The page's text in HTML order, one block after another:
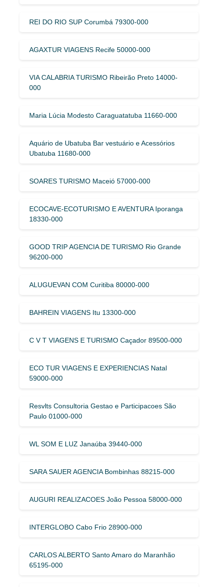
REI DO RIO SUP Corumbá 79300-000
AGAXTUR VIAGENS Recife 50000-000
VIA CALABRIA TURISMO Ribeirão Preto 14000-
000
Maria Lúcia Modesto Caraguatatuba 11660-000
Aquário de Ubatuba Bar vestuário e Acessórios
Ubatuba 11680-000
SOARES TURISMO Maceió 57000-000
ECOCAVE-ECOTURISMO E AVENTURA Iporanga
18330-000
GOOD TRIP AGENCIA DE TURISMO Rio Grande
96200-000
ALUGUEVAN COM Curitiba 80000-000
BAHREIN VIAGENS Itu 13300-000
C V T VIAGENS E TURISMO Caçador 89500-000
ECO TUR VIAGENS E EXPERIENCIAS Natal
59000-000
Resvlts Consultoria Gestao e Participacoes São
Paulo 01000-000
WL SOM E LUZ Janaúba 39440-000
SARA SAUER AGENCIA Bombinhas 88215-000
AUGURI REALIZACOES João Pessoa 58000-000
INTERGLOBO Cabo Frio 28900-000
CARLOS ALBERTO Santo Amaro do Maranhão
65195-000